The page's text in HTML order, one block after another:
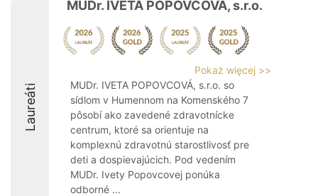
Laureáti
MUDr. IVETA POPOVCOVÁ, s.r.o.
Pokaż więcej >>
MUDr. IVETA POPOVCOVÁ, s.r.o. so
sídlom v Humennom na Komenského 7
pôsobí ako zavedené zdravotnícke
centrum, ktoré sa orientuje na
komplexnú zdravotnú starostlivosť pre
deti a dospievajúcich. Pod vedením
MUDr. Ivety Popovcovej ponúka
odborné ...